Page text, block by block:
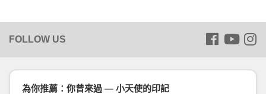
為你推薦：你曾來過 — 小天使的印記